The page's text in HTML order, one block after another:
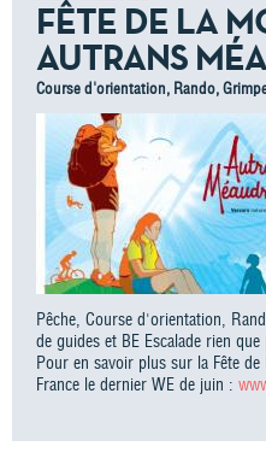
FÊTE DE LA
AUTRANS
Course d'orientation, Rando,
Pêche, Course d'orientation,
de guides et BE Escalade rien
Pour en savoir plus sur la Fête
France le dernier WE de juin :